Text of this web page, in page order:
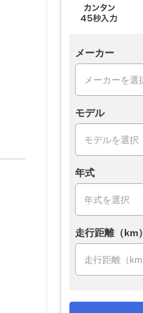
メーカー
モデル
年式
走行距離（km）